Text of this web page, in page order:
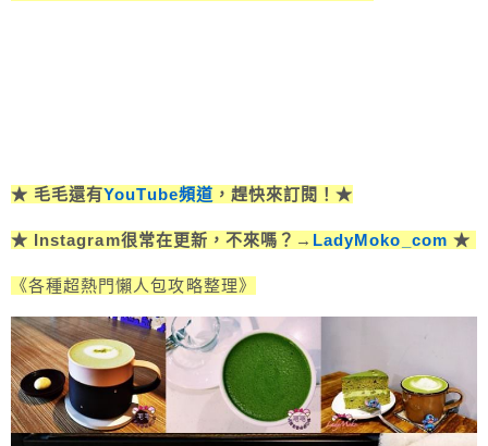
★ 毛毛還有YouTube頻道 ，趕快來訂閱！★
★ Instagram很常在更新，不來嗎？→ LadyMoko_com ★
《各種超熱門懶人包攻略整理》